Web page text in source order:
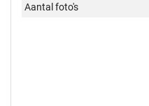
Aantal foto's